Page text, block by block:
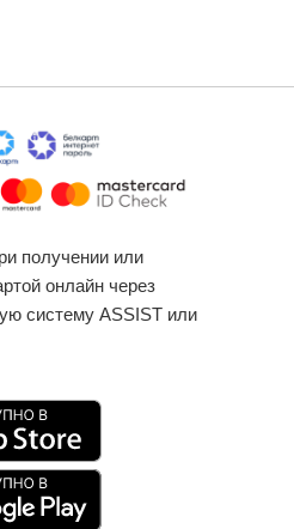
получении или
онлайн через
систему ASSIST или